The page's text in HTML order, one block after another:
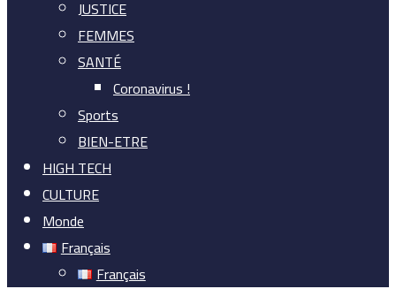
JUSTICE
FEMMES
SANTÉ
Coronavirus !
Sports
BIEN-ETRE
HIGH TECH
CULTURE
Monde
Français
Français